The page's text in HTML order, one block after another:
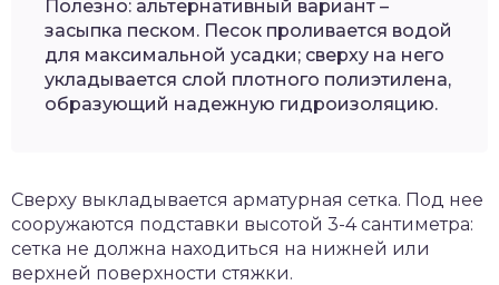
Полезно: альтернативный вариант –
засыпка песком. Песок проливается водой
для максимальной усадки; сверху на него
укладывается слой плотного полиэтилена,
образующий надежную гидроизоляцию.
Сверху выкладывается арматурная сетка. Под нее
сооружаются подставки высотой 3-4 сантиметра:
сетка не должна находиться на нижней или
верхней поверхности стяжки.